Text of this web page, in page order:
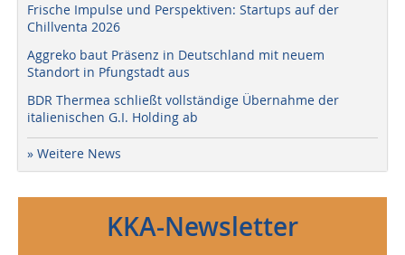
Frische Impulse und Perspektiven: Startups auf der
Chillventa 2026
Aggreko baut Präsenz in Deutschland mit neuem
Standort in Pfungstadt aus
BDR Thermea schließt vollständige Übernahme der
italienischen G.I. Holding ab
» Weitere News
KKA-Newsletter